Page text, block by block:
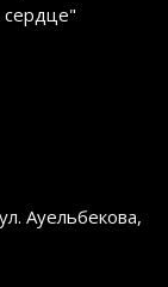
Ауельбекова,